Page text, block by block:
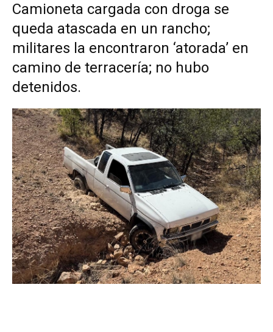
Camioneta cargada con droga se
queda atascada en un rancho;
militares la encontraron ‘atorada’ en
camino de terracería; no hubo
detenidos.